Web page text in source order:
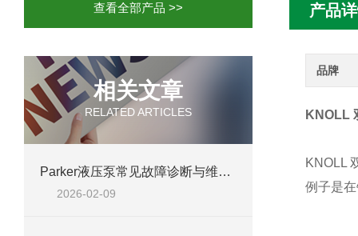
AC-MOTOREN电机FCPA 80B-6参数
AC-MOTOREN电机FCPA 71B-2参数
查看全部产品 >>
相关文章
RELATED ARTICLES
Parker液压泵常见故障诊断与维护技巧
2026-02-09
产品
品牌
KNOLL
KNOLL
例子是